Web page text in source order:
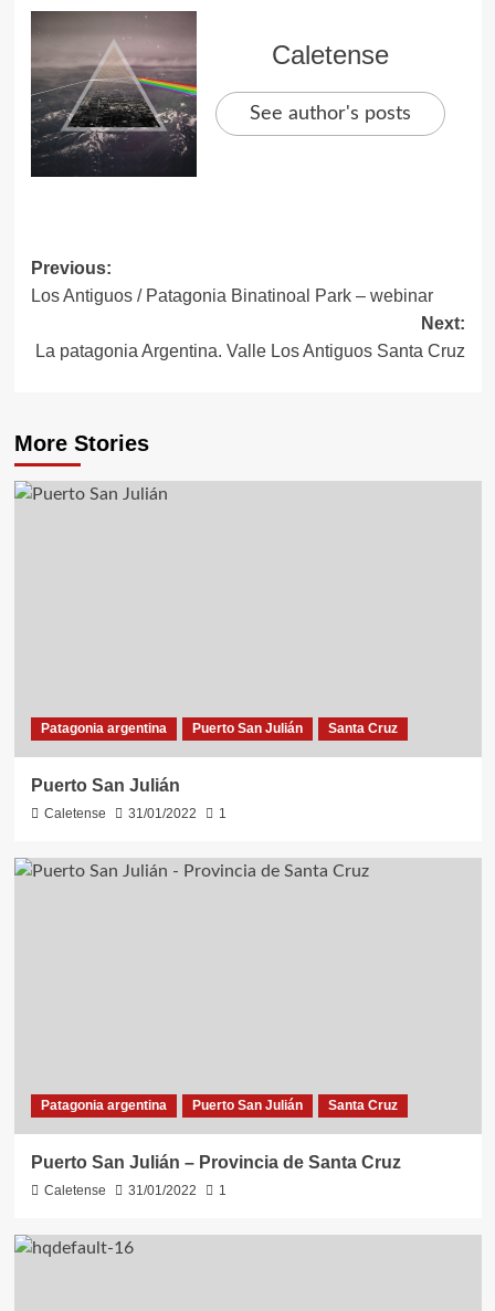
Caletense
See author's posts
Post
navigation
Previous:
Los Antiguos / Patagonia Binatinoal Park – webinar
Next:
La patagonia Argentina. Valle Los Antiguos Santa Cruz
More Stories
Patagonia argentina Puerto San Julián Santa Cruz
Puerto San Julián
Caletense 31/01/2022 1
Patagonia argentina Puerto San Julián Santa Cruz
Puerto San Julián – Provincia de Santa Cruz
Caletense 31/01/2022 1